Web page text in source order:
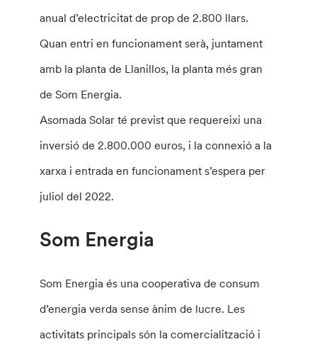
anual d’electricitat de prop de 2.800 llars.
Quan entri en funcionament serà, juntament
amb la planta de Llanillos, la planta més gran
de Som Energia.
Asomada Solar té previst que requereixi una
inversió de 2.800.000 euros, i la connexió a la
xarxa i entrada en funcionament s’espera per
juliol del 2022.
Som Energia
Som Energia és una cooperativa de consum
d’energia verda sense ànim de lucre. Les
activitats principals són la comercialització i